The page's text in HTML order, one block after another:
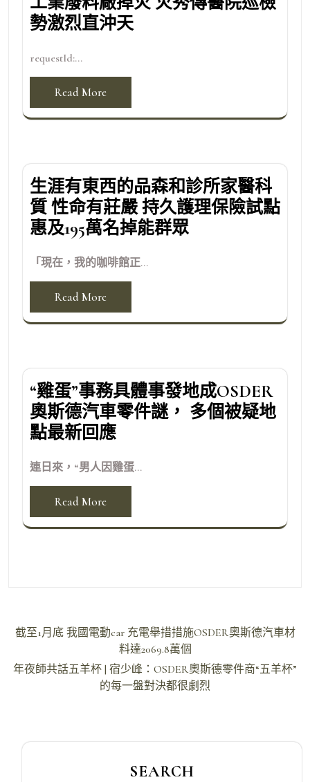
勢激烈直沖天
requestId:...
Read More
生涯有東西的品森和診所家醫科
質 性命有莊嚴 持久護理保險試點
惠及195萬名掉能群眾
「現在，我的咖啡館正...
Read More
“雞蛋”事務具體事發地成OSDER
奧斯德汽車零件謎， 多個被疑地
點最新回應
連日來，“男人因雞蛋...
Read More
文
導
截至1月底 我國電動car 充電舉措措施OSDER奧斯德汽車材
料達2069.8萬個
年夜師共話五羊杯 | 宿少峰：OSDER奧斯德零件商“五羊杯”
的每一盤對決都很劇烈
SEARCH